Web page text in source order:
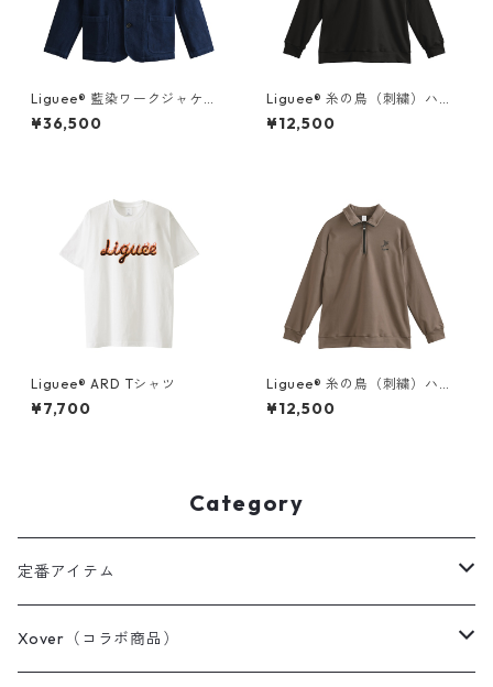
Liguee®️ 藍染ワークジャケッ
ト（花ロゴ刺繍）
¥36,500
Liguee®️ 糸の鳥（刺繍）ハー
フジップスウェット
¥12,500
Liguee®️ ARD Tシャツ
¥7,700
Liguee®️ 糸の鳥（刺繍）ハー
フジップスウェット
¥12,500
Category
定番アイテム
Tシャツ / カットソー
Xover（コラボ商品）